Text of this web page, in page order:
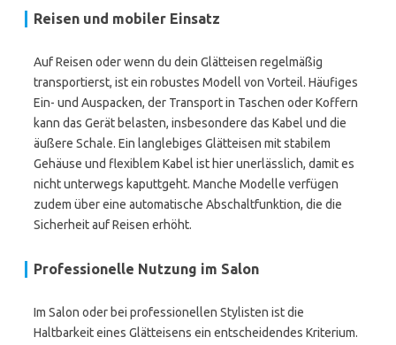
Reisen und mobiler Einsatz
Auf Reisen oder wenn du dein Glätteisen regelmäßig
transportierst, ist ein robustes Modell von Vorteil. Häufiges
Ein- und Auspacken, der Transport in Taschen oder Koffern
kann das Gerät belasten, insbesondere das Kabel und die
äußere Schale. Ein langlebiges Glätteisen mit stabilem
Gehäuse und flexiblem Kabel ist hier unerlässlich, damit es
nicht unterwegs kaputtgeht. Manche Modelle verfügen
zudem über eine automatische Abschaltfunktion, die die
Sicherheit auf Reisen erhöht.
Professionelle Nutzung im Salon
Im Salon oder bei professionellen Stylisten ist die
Haltbarkeit eines Glätteisens ein entscheidendes Kriterium.